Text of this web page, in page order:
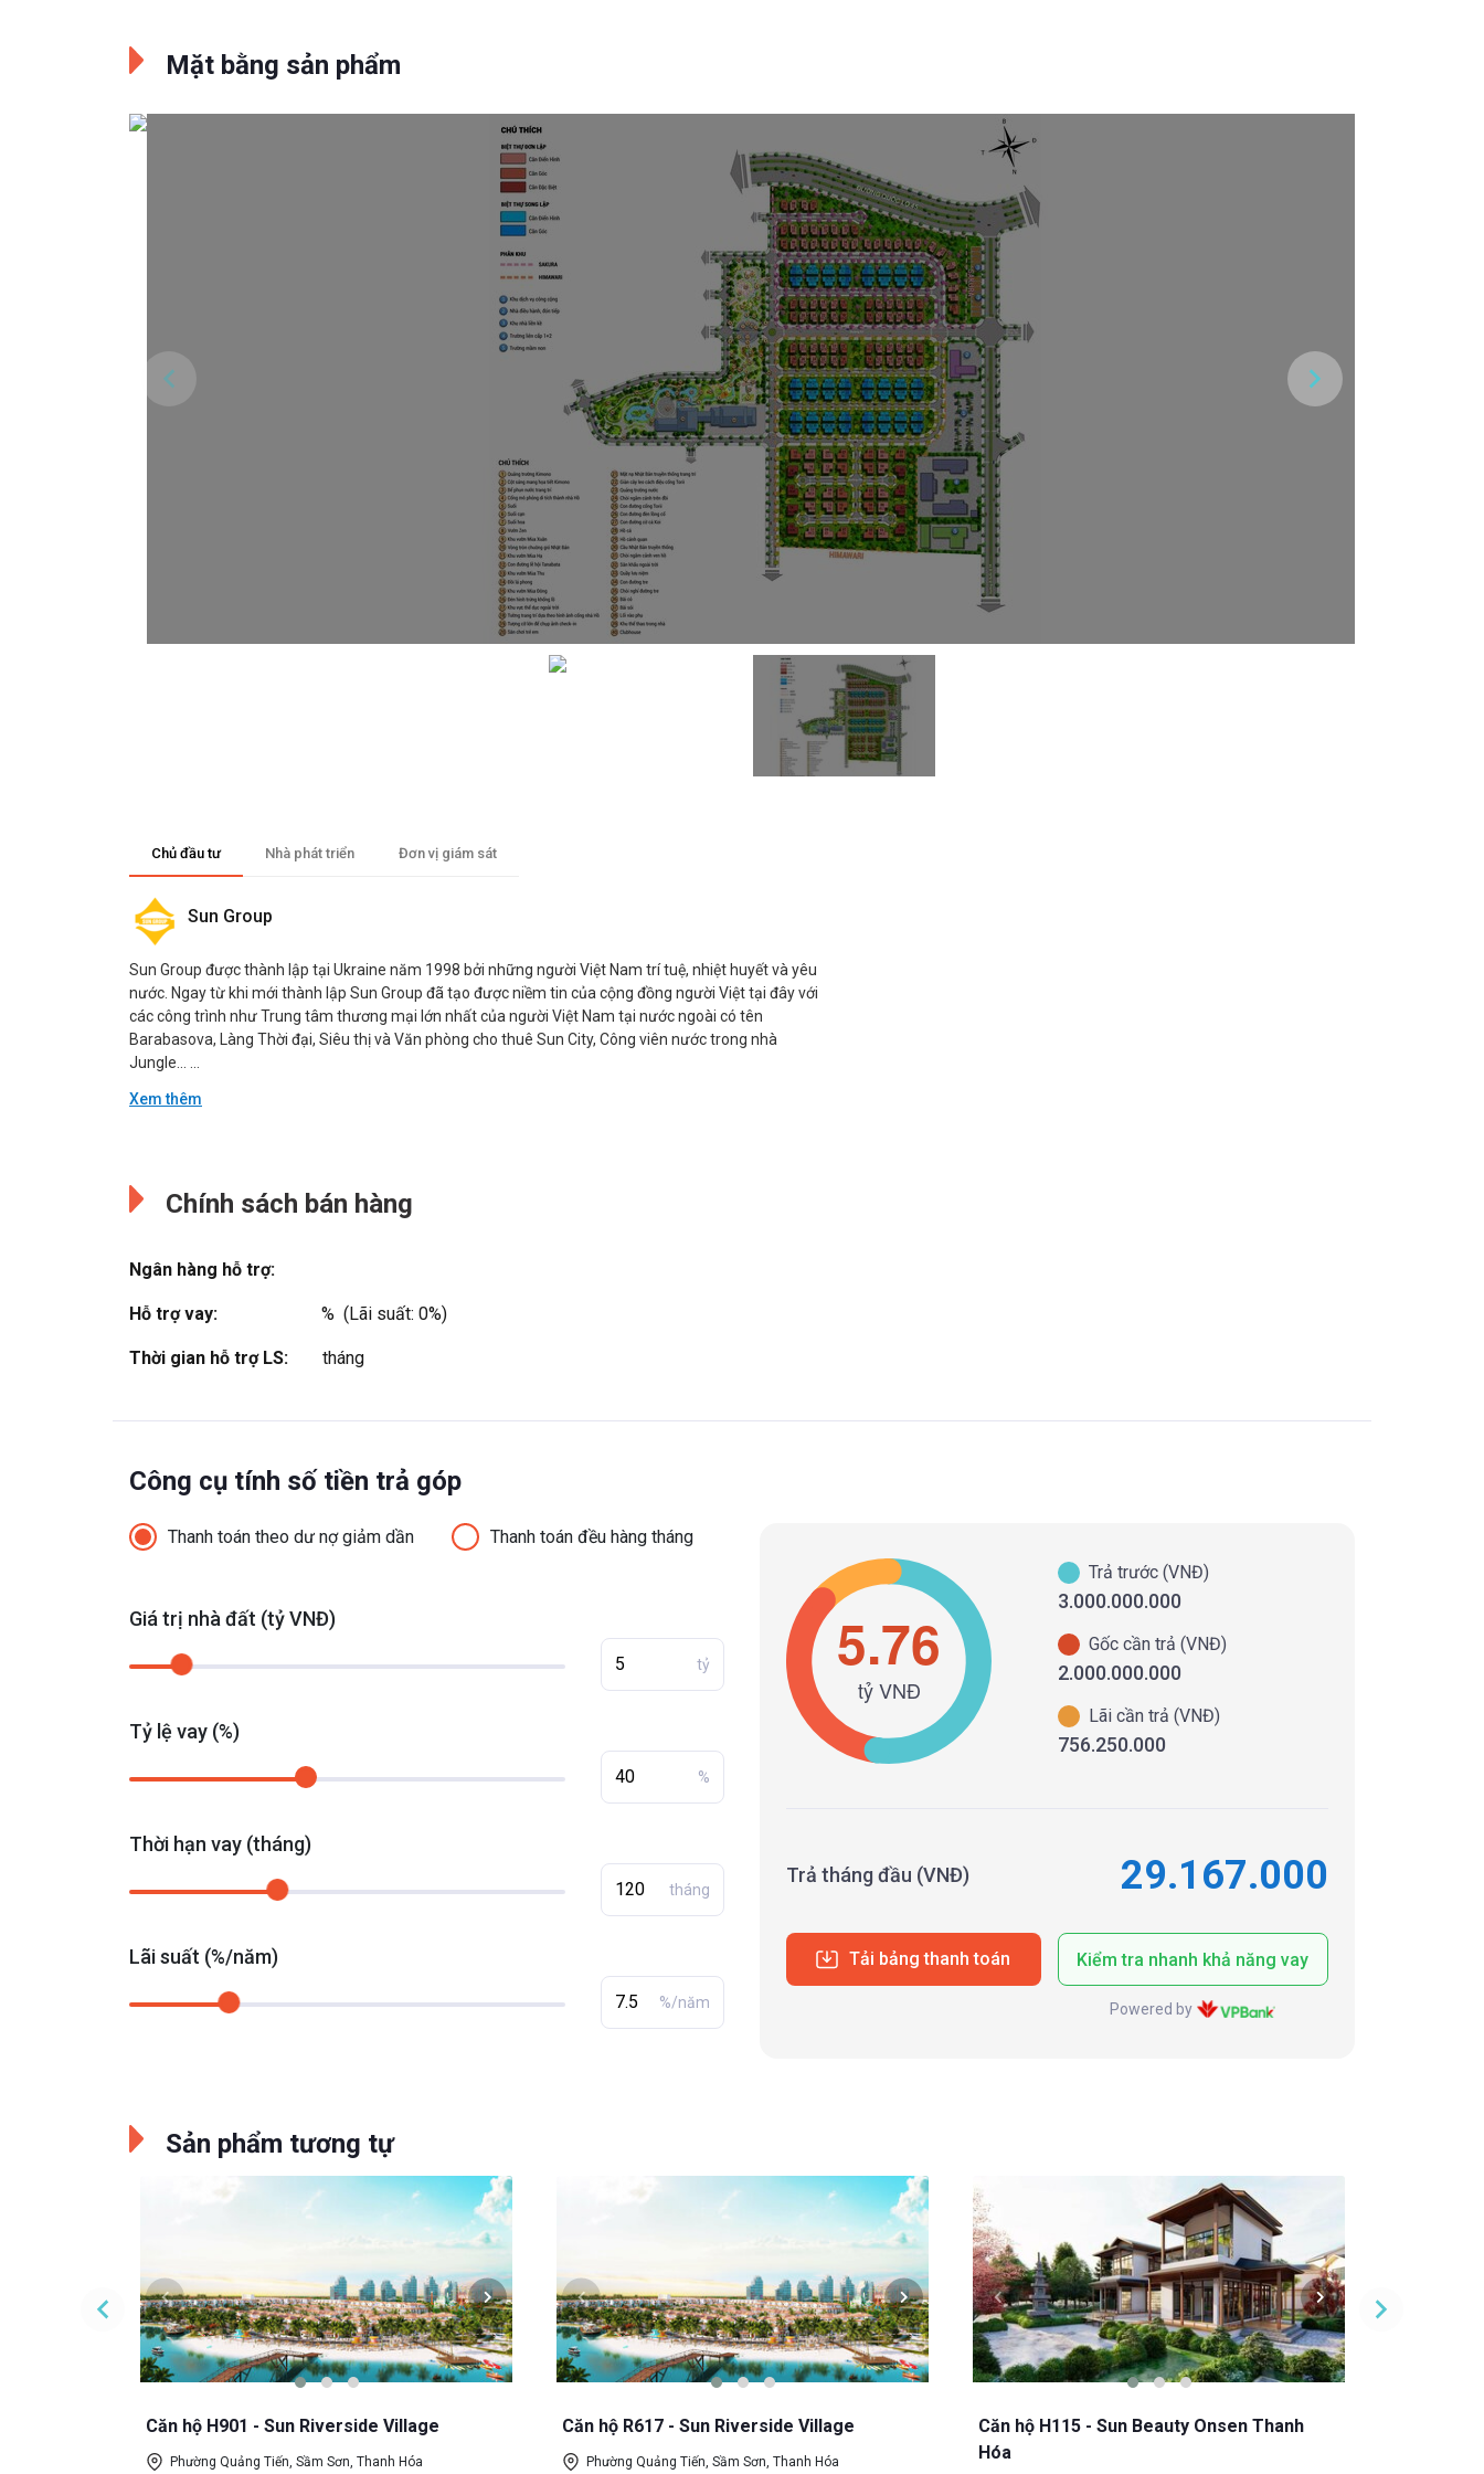
Mặt bằng sản phẩm
Chủ đầu tư Nhà phát triển Đơn vị giám sát
Sun Group
Sun Group được thành lập tại Ukraine năm 1998 bởi những người Việt Nam trí tuệ, nhiệt huyết và yêu
nước. Ngay từ khi mới thành lập Sun Group đã tạo được niềm tin của cộng đồng người Việt tại đây với
các công trình như Trung tâm thương mại lớn nhất của người Việt Nam tại nước ngoài có tên
Barabasova, Làng Thời đại, Siêu thị và Văn phòng cho thuê Sun City, Công viên nước trong nhà
Jungle… ...
Xem thêm
Chính sách bán hàng
Ngân hàng hỗ trợ:
Hỗ trợ vay: %  (Lãi suất: 0%)
Thời gian hỗ trợ LS: tháng
Công cụ tính số tiền trả góp
Thanh toán theo dư nợ giảm dần Thanh toán đều hàng tháng
Giá trị nhà đất (tỷ VNĐ)
tỷ
Tỷ lệ vay (%)
%
Thời hạn vay (tháng)
tháng
Lãi suất (%/năm)
%/năm
Trả trước (VNĐ)
3.000.000.000
Gốc cần trả (VNĐ)
2.000.000.000
Lãi cần trả (VNĐ)
756.250.000
Trả tháng đầu (VNĐ) 29.167.000
Tải bảng thanh toán Kiểm tra nhanh khả năng vay
Powered by
Sản phẩm tương tự
Căn hộ H901 - Sun Riverside Village
Phường Quảng Tiến, Sầm Sơn, Thanh Hóa
Căn hộ R617 - Sun Riverside Village
Phường Quảng Tiến, Sầm Sơn, Thanh Hóa
Căn hộ H115 - Sun Beauty Onsen Thanh
Hóa